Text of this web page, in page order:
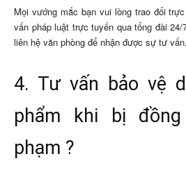
Mọi vướng mắc bạn vui lòng trao đổi
vấn pháp luật trực tuyến qua tổng đài 24/
liên hệ văn phòng để nhận được sự tư
4. Tư vấn bảo vệ
phẩm khi bị
phạm ?